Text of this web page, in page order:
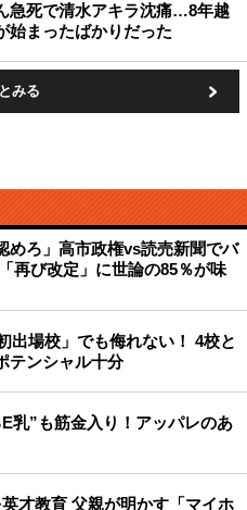
急死で清水アキラ沈痛…8年越
始まったばかりだった
みる
めろ」高市政権vs読売新聞でバ
再び改定」に世論の85％が味
出場校」でも侮れない！ 4校と
テンシャル十分
乳”も筋金入り！アッパレのあ
才教育 父親が明かす「マイホ